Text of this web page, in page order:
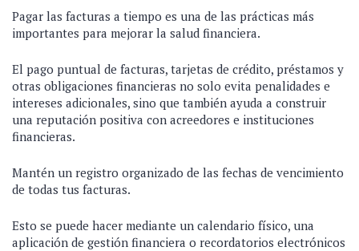
Pagar las facturas a tiempo es una de las prácticas más
importantes para mejorar la salud financiera.
El pago puntual de facturas, tarjetas de crédito, préstamos y
otras obligaciones financieras no solo evita penalidades e
intereses adicionales, sino que también ayuda a construir
una reputación positiva con acreedores e instituciones
financieras.
Mantén un registro organizado de las fechas de vencimiento
de todas tus facturas.
Esto se puede hacer mediante un calendario físico, una
aplicación de gestión financiera o recordatorios electrónicos